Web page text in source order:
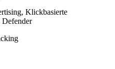
Klickbasierte
Defender